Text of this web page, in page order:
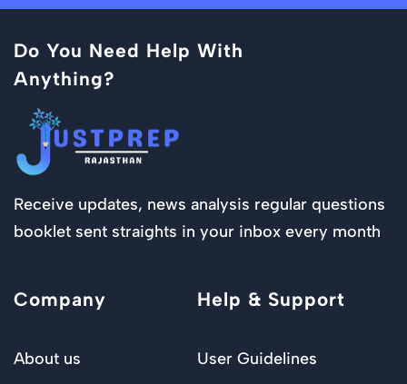
Do You Need Help With
Anything?
Receive updates, news analysis regular questions
booklet sent straights in your inbox every month
Company
About us
Help & Support
User Guidelines